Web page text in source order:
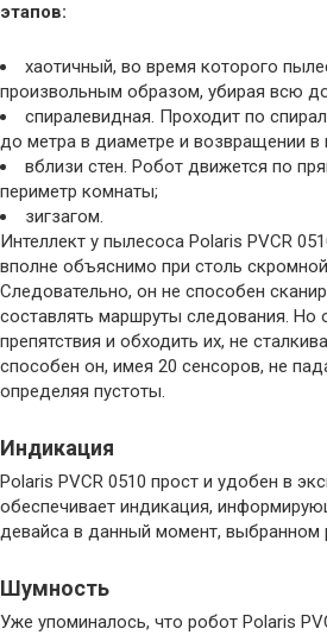
этапов:
хаотичный, во время которого
произвольным образом, убирая всю
спиралевидная. Проходит по
до метра в диаметре и возвращении в
вблизи стен. Робот движется по
периметр комнаты;
зигзагом.
Интеллект у пылесоса Polaris PVCR
вполне объяснимо при столь
Следовательно, он не способен
составлять маршруты следования. Но
препятствия и обходить их, не
способен он, имея 20 сенсоров, не
определяя пустоты.
Индикация
Polaris PVCR 0510 прост и удобен в
обеспечивает индикация,
девайса в данный момент, выбранном
Шумность
Уже упоминалось, что робот Polaris